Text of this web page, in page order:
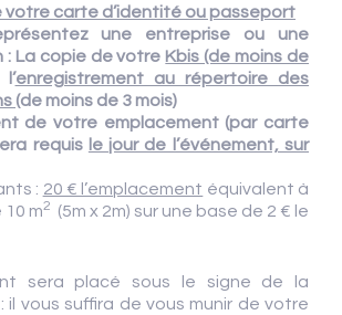
votre carte d’identité ou passeport
une entreprise ou une
: La copie de votre Kbis (de moins de
enregistrement au répertoire des
(de moins de 3 mois)
de votre emplacement (par carte
requis le jour de l’événement, sur
: 20 € l’emplacement équivalent à
m2
(5m x 2m) sur une base de 2 € le
sera placé sous le signe de la
: il vous suffira de vous munir de votre